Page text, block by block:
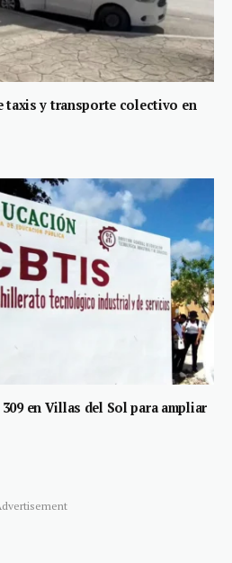
taxis y transporte colectivo en
en Villas del Sol para ampliar